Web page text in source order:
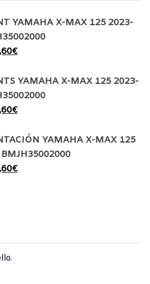
YAMAHA X-MAX 125 2023-
€
YAMAHA X-MAX 125 2023-
€
YAMAHA X-MAX 125
€